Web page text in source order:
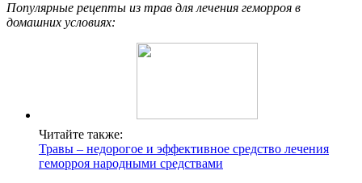
Популярные рецепты из трав для лечения геморроя в
домашних условиях:
Читайте также:
Травы – недорогое и эффективное средство лечения
геморроя народными средствами